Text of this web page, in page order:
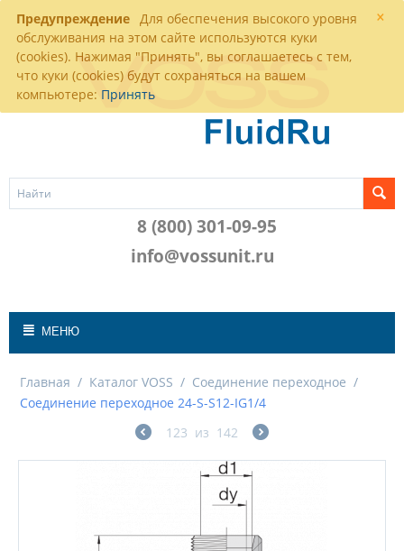
×
Предупреждение Для обеспечения высокого уровня
обслуживания на этом сайте используются куки
(cookies). Нажимая "Принять", вы соглашаетесь с тем,
что куки (cookies) будут сохраняться на вашем
компьютере: Принять
8 (800) 301-09-95
info@vossunit.ru
МЕНЮ
Главная / Каталог VOSS / Соединение переходное /
Соединение переходное 24-S-S12-IG1/4
123 из 142